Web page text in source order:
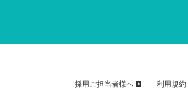
採用ご担当者様へ 利用規約